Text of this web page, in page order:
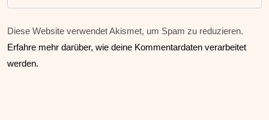
Diese Website verwendet Akismet, um Spam zu reduzieren.
Erfahre mehr darüber, wie deine Kommentardaten verarbeitet
werden.